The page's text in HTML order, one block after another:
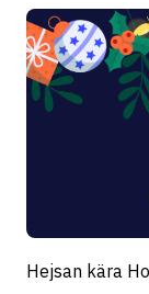
Hejsan kära